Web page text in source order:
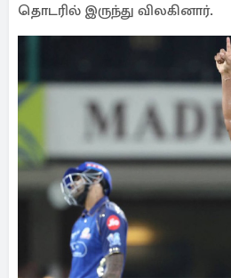
தொடரில் இருந்து விலகினார்.